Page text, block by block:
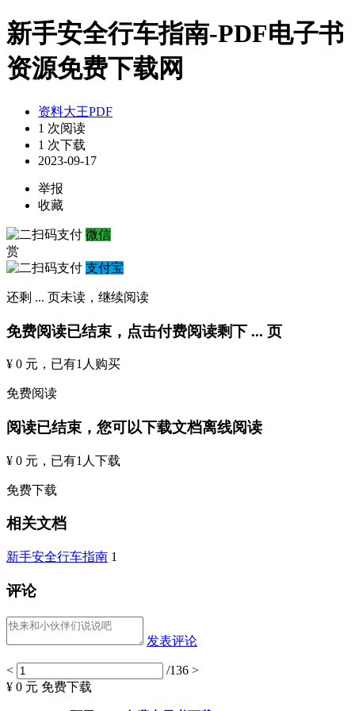
新手安全行车指南-PDF电子书
资源免费下载网
资料大王PDF
1 次阅读
1 次下载
2023-09-17
举报
收藏
微信
赏
支付宝
还剩 ... 页未读， 继续阅读
免费阅读已结束，点击付费阅读剩下 ... 页
¥ 0 元 ，已有1 人购买
免费阅读
阅读已结束，您可以下载文档离线阅读
¥ 0 元 ，已有1 人下载
免费下载
相关文档
新手安全行车指南 1
评论
发表评论
< /136 >
¥ 0 元 免费下载